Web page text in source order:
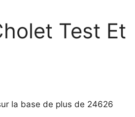
Test Et
la base de plus de 24626